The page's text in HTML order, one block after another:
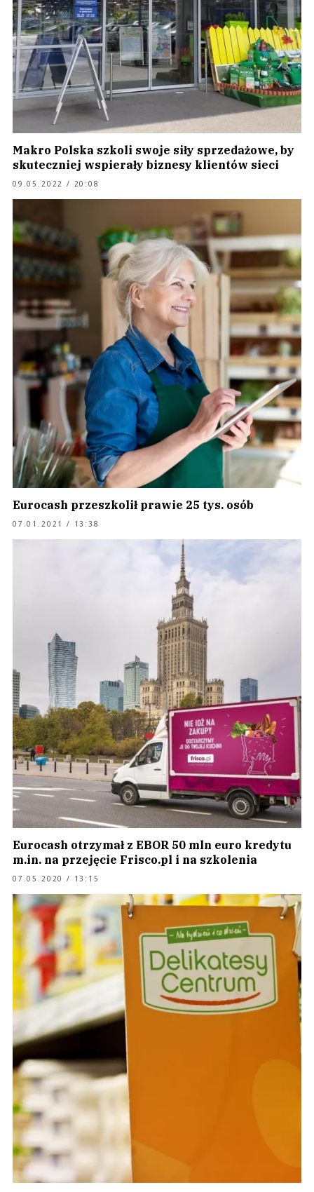
Makro Polska szkoli swoje siły sprzedażowe, by
skuteczniej wspierały biznesy klientów sieci
09.05.2022 / 20:08
Eurocash przeszkolił prawie 25 tys. osób
07.01.2021 / 13:38
Eurocash otrzymał z EBOR 50 mln euro kredytu
m.in. na przejęcie Frisco.pl i na szkolenia
07.05.2020 / 13:15